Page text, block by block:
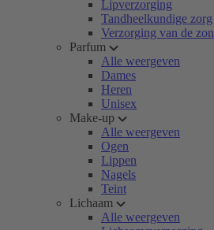
Lipverzorging
Tandheelkundige zorg
Verzorging van de zon
Parfum
Alle weergeven
Dames
Heren
Unisex
Make-up
Alle weergeven
Ogen
Lippen
Nagels
Teint
Lichaam
Alle weergeven